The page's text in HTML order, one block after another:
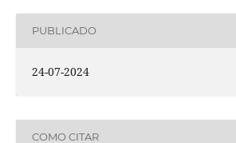
PUBLICADO
24-07-2024
COMO CITAR